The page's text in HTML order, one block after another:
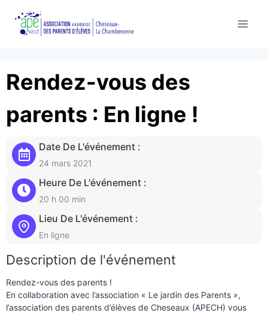
Rendez-vous des
parents : En ligne !
Date De L'événement :
24 mars 2021
Heure De L'événement :
20 h 00 min
Lieu De L'événement :
En ligne
Description de l'événement
Rendez-vous des parents !
En collaboration avec l’association « Le jardin des Parents »,
l’association des parents d’élèves de Cheseaux (APECH) vous